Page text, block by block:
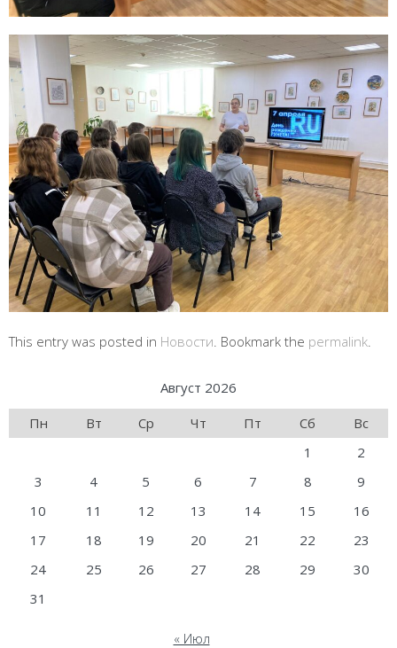
This entry was posted in Новости . Bookmark the permalink
Август 2026
Пн
Вт Ср Чт Пт Сб
Вс
1
2
3
4 5 6 7 8
9
10
11 12 13 14 15
16
17
18 19 20 21 22
23
24
25 26 27 28 29
30
31
« Июл